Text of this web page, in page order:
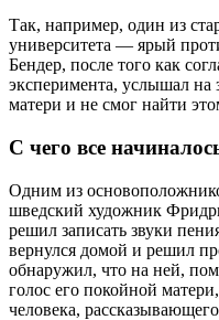
Так, например, один из
университета — ярый
Бендер, после того как
эксперимента, услышал на
матери и не смог найти
С чего все
Одним из
шведский художник
решил записать звуки
вернулся домой и решил
обнаружил, что на ней,
голос его покойной
человека,